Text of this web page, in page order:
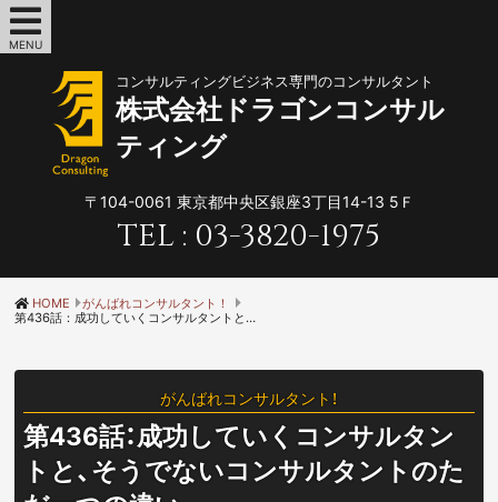
MENU
コンサルティングビジネス専門のコンサルタント
株式会社ドラゴンコンサル
ティング
〒104-0061 東京都中央区銀座3丁目14-13 5Ｆ
TEL : 03-3820-1975
HOME
がんばれコンサルタント！
第436話：成功していくコンサルタントと、そうでないコンサルタントのただ一つの違い
がんばれコンサルタント！
第436話：成功していくコンサルタン
トと、そうでないコンサルタントのた